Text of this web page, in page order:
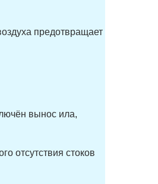
предотвращает
вынос ила,
отсутствия стоков